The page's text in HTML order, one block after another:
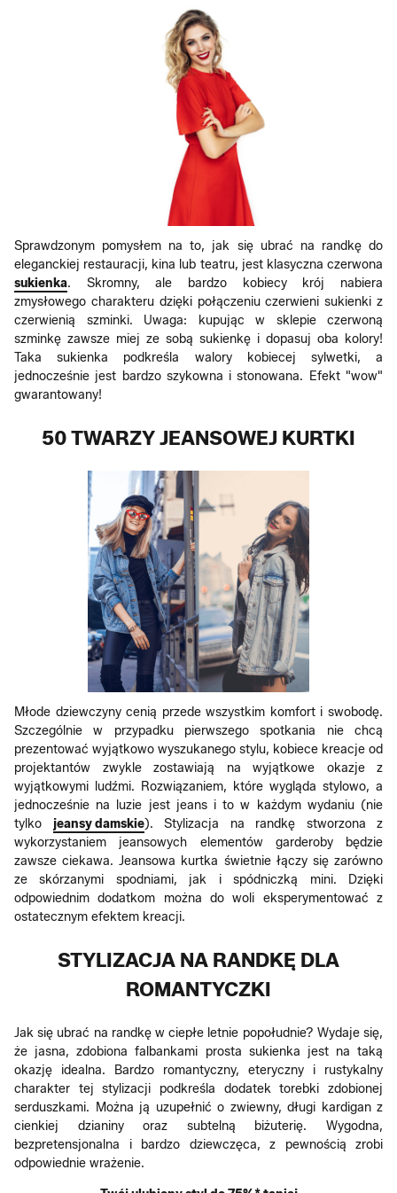
Sprawdzonym pomysłem na to, jak się ubrać na randkę do
eleganckiej restauracji, kina lub teatru, jest klasyczna czerwona
sukienka. Skromny, ale bardzo kobiecy krój nabiera
zmysłowego charakteru dzięki połączeniu czerwieni sukienki z
czerwienią szminki. Uwaga: kupując w sklepie czerwoną
szminkę zawsze miej ze sobą sukienkę i dopasuj oba kolory!
Taka sukienka podkreśla walory kobiecej sylwetki, a
jednocześnie jest bardzo szykowna i stonowana. Efekt "wow"
gwarantowany!
50 TWARZY JEANSOWEJ KURTKI
Młode dziewczyny cenią przede wszystkim komfort i swobodę.
Szczególnie w przypadku pierwszego spotkania nie chcą
prezentować wyjątkowo wyszukanego stylu, kobiece kreacje od
projektantów zwykle zostawiają na wyjątkowe okazje z
wyjątkowymi ludźmi. Rozwiązaniem, które wygląda stylowo, a
jednocześnie na luzie jest jeans i to w każdym wydaniu (nie
tylko jeansy damskie). Stylizacja na randkę stworzona z
wykorzystaniem jeansowych elementów garderoby będzie
zawsze ciekawa. Jeansowa kurtka świetnie łączy się zarówno
ze skórzanymi spodniami, jak i spódniczką mini. Dzięki
odpowiednim dodatkom można do woli eksperymentować z
ostatecznym efektem kreacji.
STYLIZACJA NA RANDKĘ DLA
ROMANTYCZKI
Jak się ubrać na randkę w ciepłe letnie popołudnie? Wydaje się,
że jasna, zdobiona falbankami prosta sukienka jest na taką
okazję idealna. Bardzo romantyczny, eteryczny i rustykalny
charakter tej stylizacji podkreśla dodatek torebki zdobionej
serduszkami. Można ją uzupełnić o zwiewny, długi kardigan z
cienkiej dzianiny oraz subtelną biżuterię. Wygodna,
bezpretensjonalna i bardzo dziewczęca, z pewnością zrobi
odpowiednie wrażenie.